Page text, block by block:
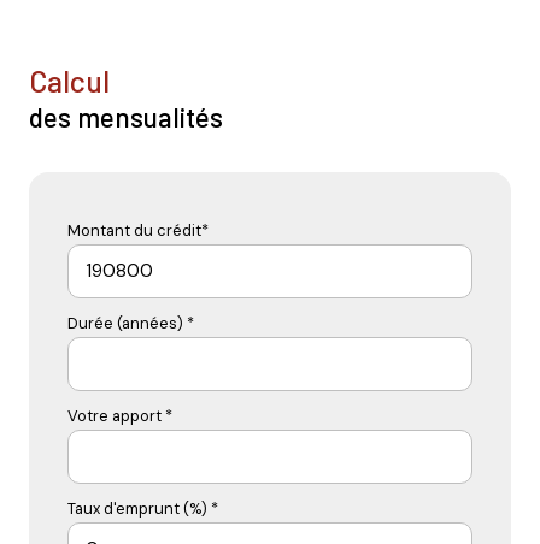
calcul
des mensualités
Montant du crédit*
Durée (années) *
Votre apport *
Taux d'emprunt (%) *